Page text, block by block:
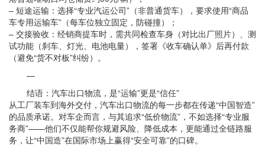
– 短途运输：选择“专业汽运公司”（非普通货车），要求使用“商品
车专用运输车”（每车位独立固定，防碰撞）；
– 交接验收：经销商提车时，需共同检查车身（对比出厂照片）、测
试功能（刹车、灯光、电池电量），签署《收车确认单》后再付款
（避免“货不对板”纠纷）。
—
结语：汽车出口物流，是“运输”更是“信任”
从工厂装车到海外交付，汽车出口物流的每一步都在传递“中国智造”
的品质承诺。对车企而言，与其追求“低价物流”，不如选择“专业服
务商”——他们不仅能帮你规避风险、降低成本，更能通过全链路服
务，让“中国造”在国际市场上赢得“安全可靠”的口碑。